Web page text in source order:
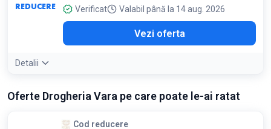
REDUCERE
Verificat Valabil până la 14 aug. 2026
Vezi oferta
Detalii
Oferte Drogheria Vara pe care poate le-ai ratat
Cod reducere